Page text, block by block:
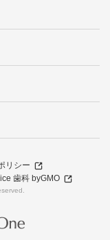
リシー
歯科 byGMO